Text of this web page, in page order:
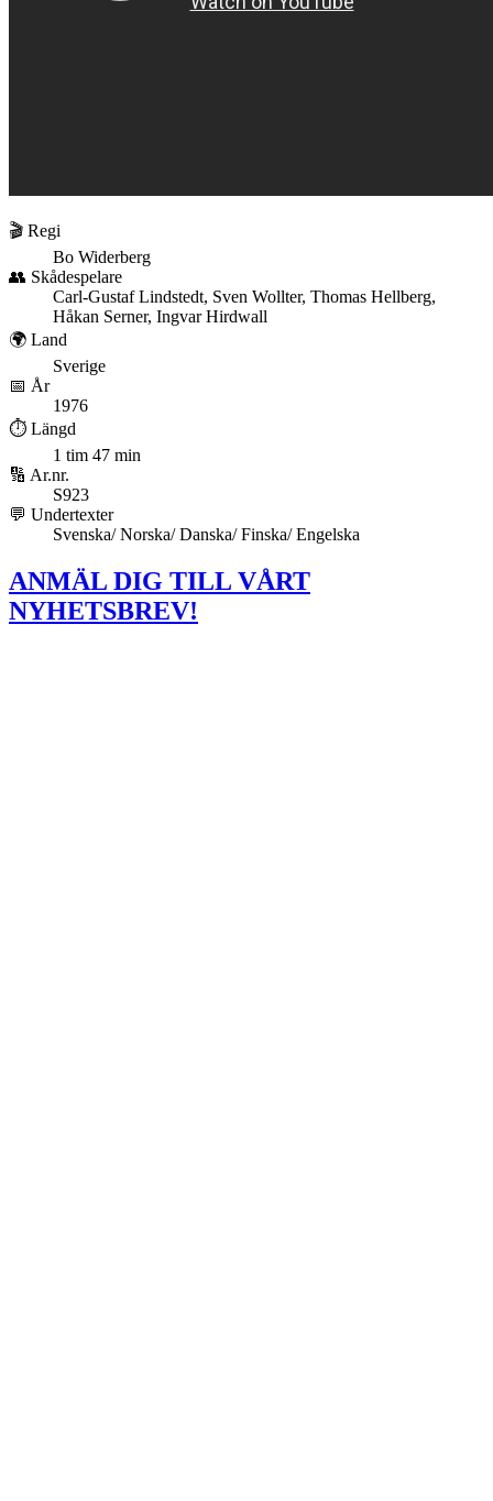
🎬 Regi
Bo Widerberg
👥 Skådespelare
Carl-Gustaf Lindstedt, Sven Wollter, Thomas Hellberg,
Håkan Serner, Ingvar Hirdwall
🌍 Land
Sverige
📅 År
1976
⏱️ Längd
1 tim 47 min
🔢 Ar.nr.
S923
💬 Undertexter
Svenska/ Norska/ Danska/ Finska/ Engelska
ANMÄL DIG TILL VÅRT
NYHETSBREV!